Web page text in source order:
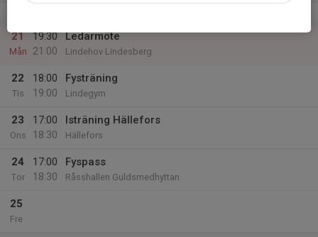
21
Mån
19:30
21:00
Ledarmöte
Lindehov Lindesberg
22
Tis
18:00
19:00
Fysträning
Lindegym
23
Ons
17:00
18:30
Isträning Hällefors
Hällefors
24
Tor
17:00
18:30
Fyspass
Råsshallen Guldsmedhyttan
25
Fre